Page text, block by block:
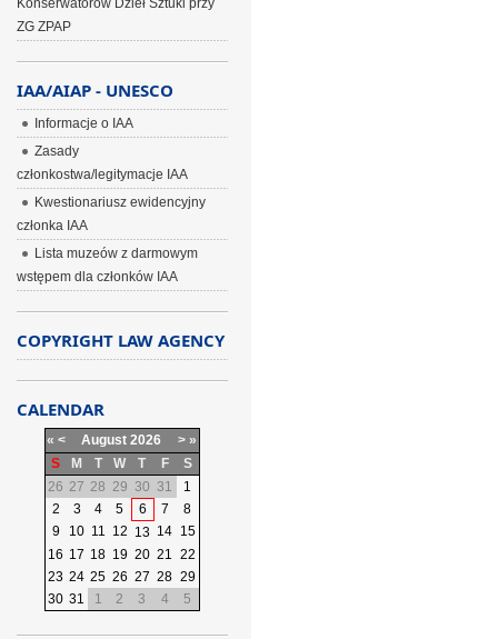
Konserwatorów Dzieł Sztuki przy
ZG ZPAP
IAA/AIAP - UNESCO
Informacje o IAA
Zasady
członkostwa/legitymacje IAA
Kwestionariusz ewidencyjny
członka IAA
Lista muzeów z darmowym
wstępem dla członków IAA
COPYRIGHT LAW AGENCY
CALENDAR
« < August 2026 > »
S
M T W T F
S
26 27 28 29 30 31
1
2
3 4 5 6 7
8
9
10 11 12 13 14 15
16 17 18 19 20 21 22
23 24 25 26 27 28 29
30 31 1 2 3 4 5